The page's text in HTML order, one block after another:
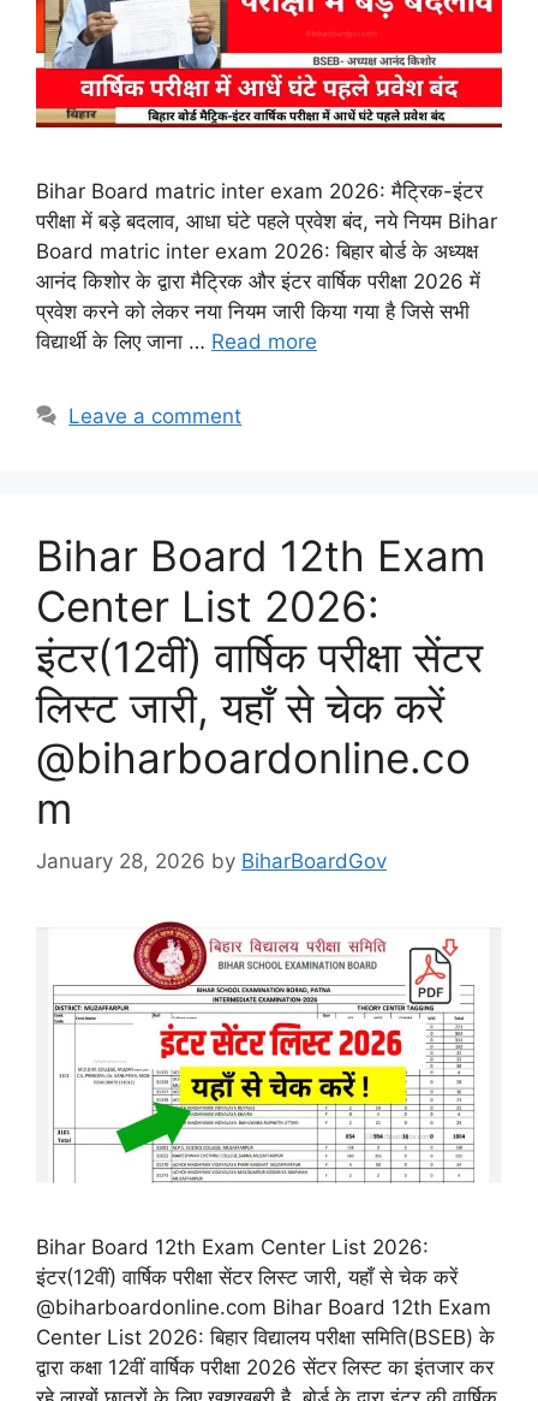
Bihar Board matric inter exam 2026: मैट्रिक-इंटर
परीक्षा में बड़े बदलाव, आधा घंटे पहले प्रवेश बंद, नये नियम Bihar
Board matric inter exam 2026: बिहार बोर्ड के अध्यक्ष
आनंद किशोर के द्वारा मैट्रिक और इंटर वार्षिक परीक्षा 2026 में
प्रवेश करने को लेकर नया नियम जारी किया गया है जिसे सभी
विद्यार्थी के लिए जाना … Read more
Leave a comment
Bihar Board 12th Exam
Center List 2026:
इंटर(12वीं) वार्षिक परीक्षा सेंटर
लिस्ट जारी, यहाँ से चेक करें
@biharboardonline.co
m
January 28, 2026 by BiharBoardGov
Bihar Board 12th Exam Center List 2026:
इंटर(12वीं) वार्षिक परीक्षा सेंटर लिस्ट जारी, यहाँ से चेक करें
@biharboardonline.com Bihar Board 12th Exam
Center List 2026: बिहार विद्यालय परीक्षा समिति(BSEB) के
द्वारा कक्षा 12वीं वार्षिक परीक्षा 2026 सेंटर लिस्ट का इंतजार कर